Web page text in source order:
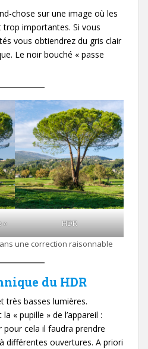
chose sur une image où les
trop importantes. Si vous
vous obtiendrez du gris clair
Le noir bouché « passe
»
HDR
une correction raisonnable
du HDR
très basses lumières.
« pupille » de l’appareil :
pour cela il faudra prendre
différentes ouvertures. A priori